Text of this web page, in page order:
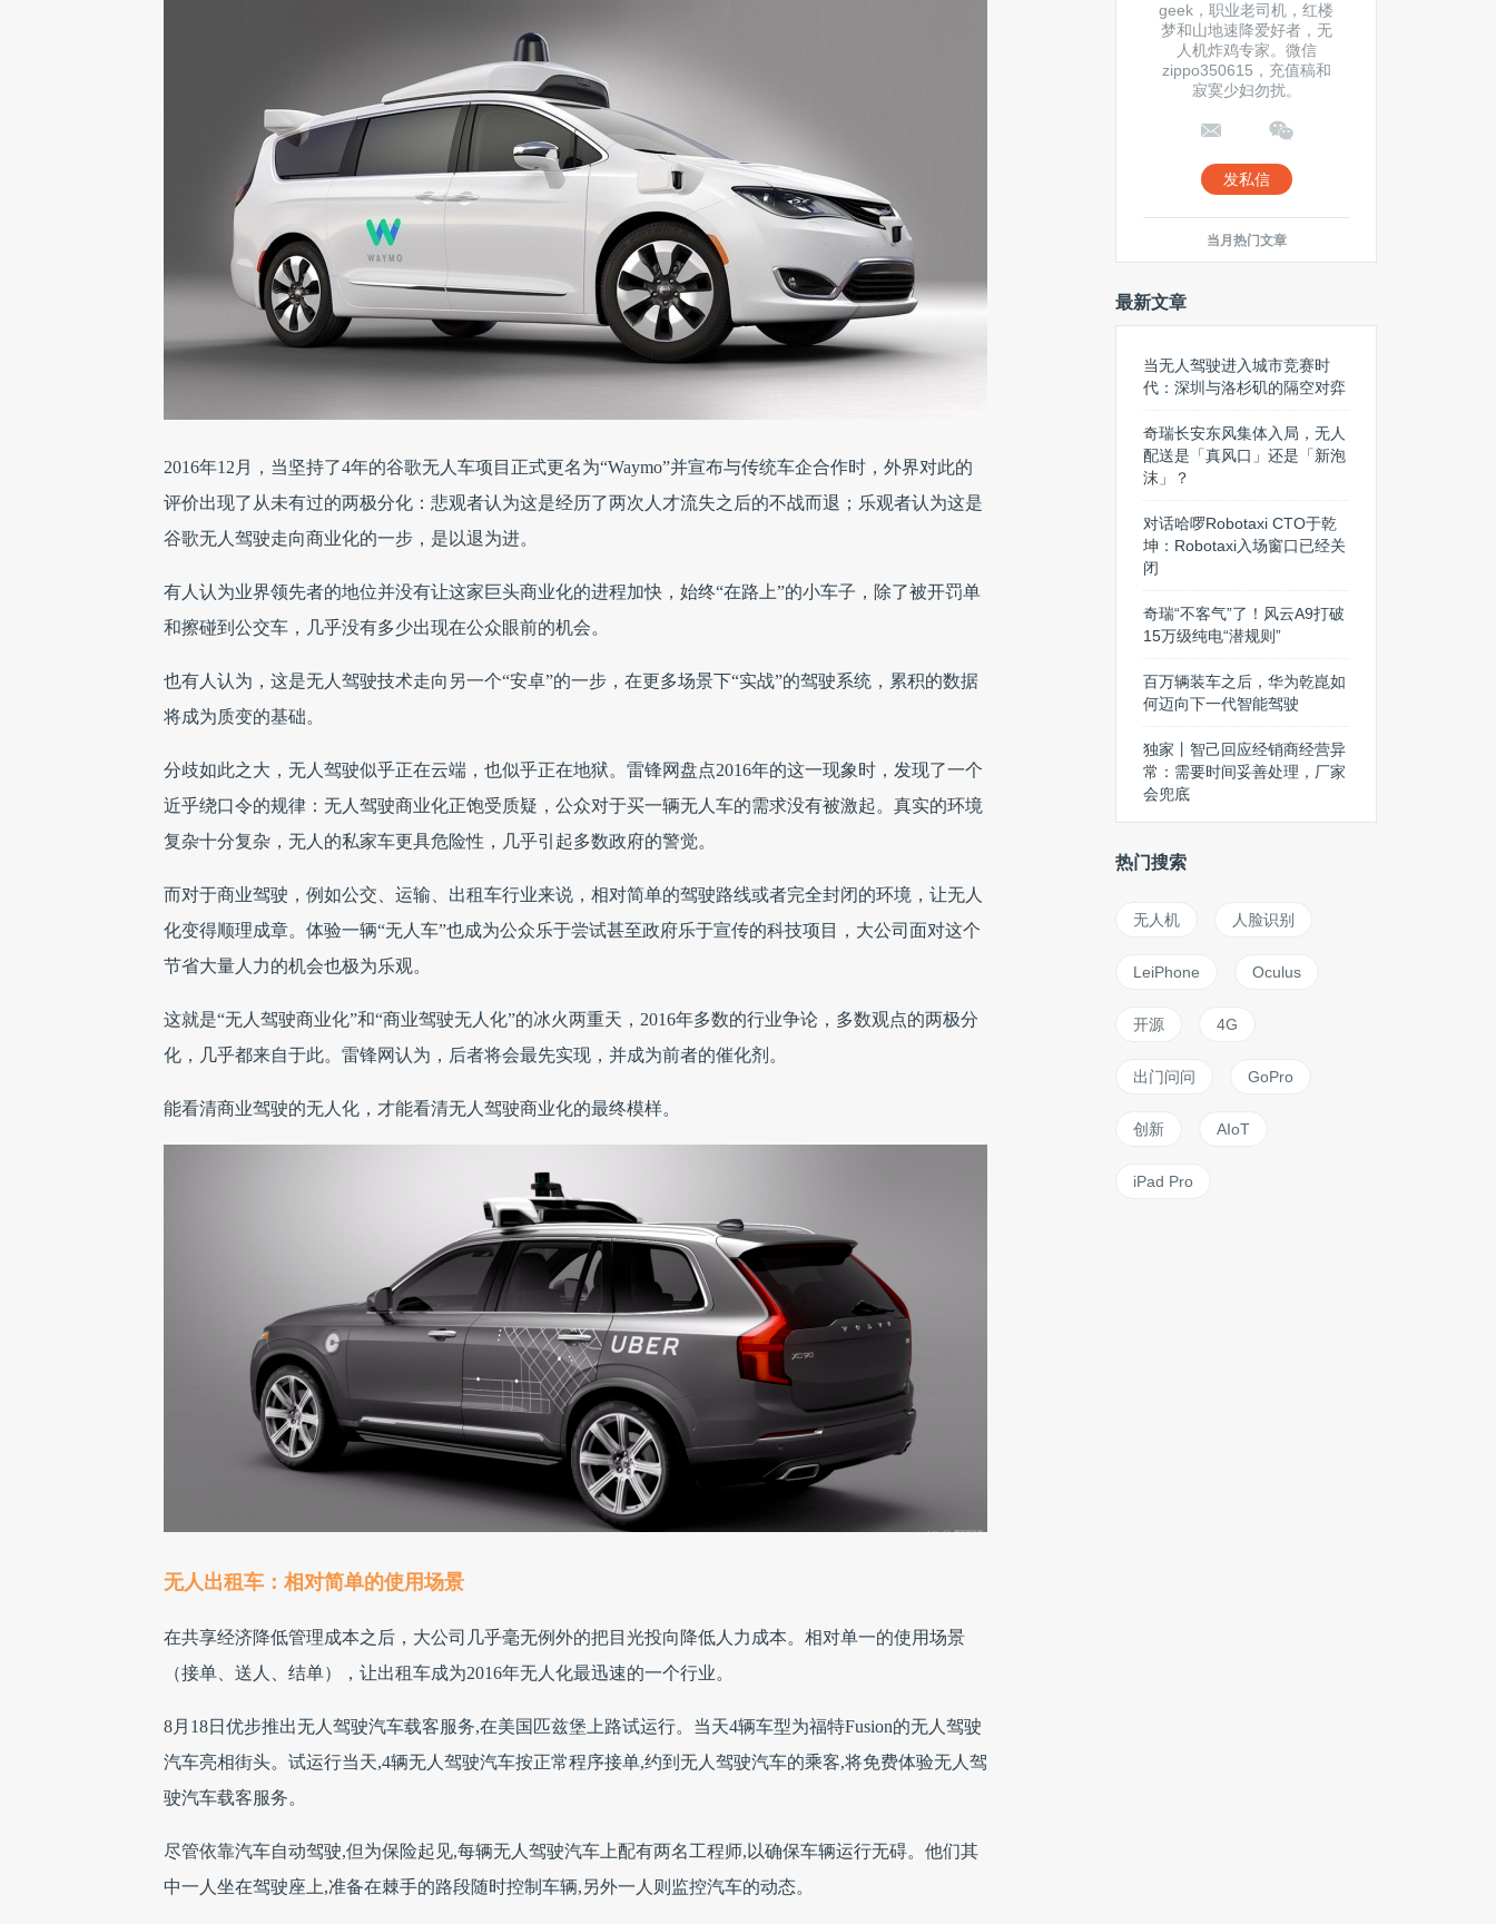
2016年12月，当坚持了4年的谷歌无人车项目正式更名为“Waymo”并宣布与传统车企合作时，外界对此的
评价出现了从未有过的两极分化：悲观者认为这是经历了两次人才流失之后的不战而退；乐观者认为这是
谷歌无人驾驶走向商业化的一步，是以退为进。
有人认为业界领先者的地位并没有让这家巨头商业化的进程加快，始终“在路上”的小车子，除了被开罚单
和擦碰到公交车，几乎没有多少出现在公众眼前的机会。
也有人认为，这是无人驾驶技术走向另一个“安卓”的一步，在更多场景下“实战”的驾驶系统，累积的数据
将成为质变的基础。
分歧如此之大，无人驾驶似乎正在云端，也似乎正在地狱。雷锋网盘点2016年的这一现象时，发现了一个
近乎绕口令的规律：无人驾驶商业化正饱受质疑，公众对于买一辆无人车的需求没有被激起。真实的环境
复杂十分复杂，无人的私家车更具危险性，几乎引起多数政府的警觉。
而对于商业驾驶，例如公交、运输、出租车行业来说，相对简单的驾驶路线或者完全封闭的环境，让无人
化变得顺理成章。体验一辆“无人车”也成为公众乐于尝试甚至政府乐于宣传的科技项目，大公司面对这个
节省大量人力的机会也极为乐观。
这就是“无人驾驶商业化”和“商业驾驶无人化”的冰火两重天，2016年多数的行业争论，多数观点的两极分
化，几乎都来自于此。雷锋网认为，后者将会最先实现，并成为前者的催化剂。
能看清商业驾驶的无人化，才能看清无人驾驶商业化的最终模样。
无人出租车：相对简单的使用场景
在共享经济降低管理成本之后，大公司几乎毫无例外的把目光投向降低人力成本。相对单一的使用场景
（接单、送人、结单），让出租车成为2016年无人化最迅速的一个行业。
8月18日优步推出无人驾驶汽车载客服务,在美国匹兹堡上路试运行。当天4辆车型为福特Fusion的无人驾驶
汽车亮相街头。试运行当天,4辆无人驾驶汽车按正常程序接单,约到无人驾驶汽车的乘客,将免费体验无人驾
驶汽车载客服务。
尽管依靠汽车自动驾驶,但为保险起见,每辆无人驾驶汽车上配有两名工程师,以确保车辆运行无碍。他们其
中一人坐在驾驶座上,准备在棘手的路段随时控制车辆,另外一人则监控汽车的动态。
geek，职业老司机，红楼
梦和山地速降爱好者，无
人机炸鸡专家。微信
zippo350615，充值稿和
寂寞少妇勿扰。
发私信
当月热门文章
最新文章
当无人驾驶进入城市竞赛时
代：深圳与洛杉矶的隔空对弈
奇瑞长安东风集体入局，无人
配送是「真风口」还是「新泡
沫」？
对话哈啰Robotaxi CTO于乾
坤：Robotaxi入场窗口已经关
闭
奇瑞“不客气”了！风云A9打破
15万级纯电“潜规则”
百万辆装车之后，华为乾崑如
何迈向下一代智能驾驶
独家丨智己回应经销商经营异
常：需要时间妥善处理，厂家
会兜底
热门搜索
无人机 人脸识别
LeiPhone Oculus
开源 4G
出门问问 GoPro
创新 AIoT
iPad Pro